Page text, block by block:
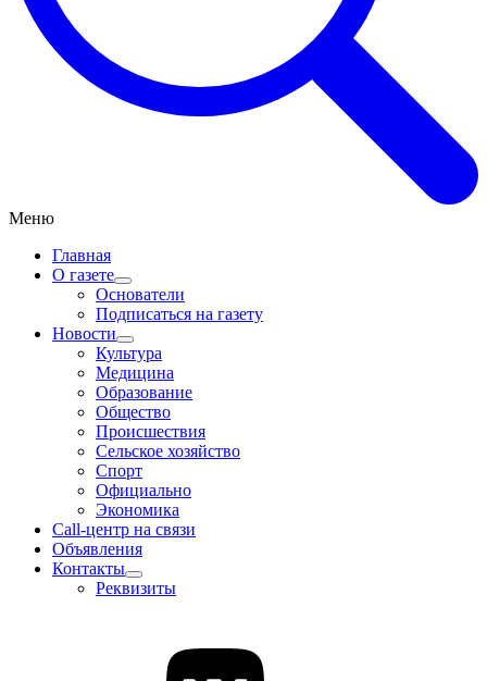
Меню
Главная
О газете
Основатели
Подписаться на газету
Новости
Культура
Медицина
Образование
Общество
Происшествия
Сельское хозяйство
Спорт
Официально
Экономика
Call-центр на связи
Объявления
Контакты
Реквизиты